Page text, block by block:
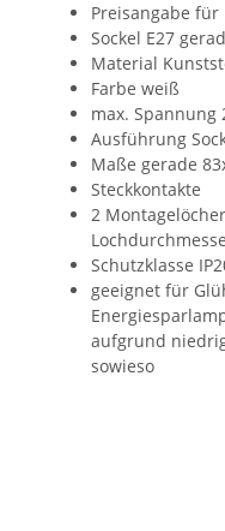
Preisangabe für
Sockel E27
Material
Farbe weiß
max. Spannung
Ausführung
Maße gerade
Steckkontakte
2
Schutzklasse
geeignet für
aufgrund
sowieso